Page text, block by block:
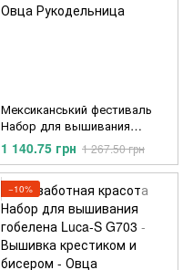
Мексиканський фестиваль
Набор для вышивания
гобелена Luca-S G706
1 140.75 грн 1 267.50 грн
−10%